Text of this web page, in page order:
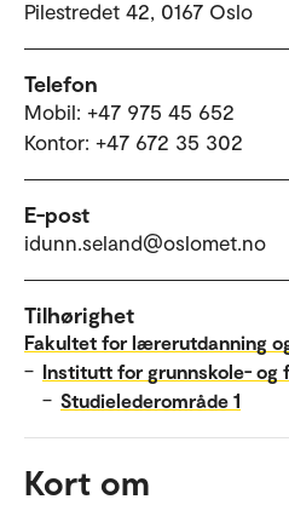
Pilestredet 42, 0167 Oslo
Telefon
Mobil: +47 975 45 652
Kontor: +47 672 35 302
E-post
idunn.seland@oslomet.no
Tilhørighet
Fakultet for lærerutdanning
– Institutt for grunnskole-
– Studielederområde 1
Kort om